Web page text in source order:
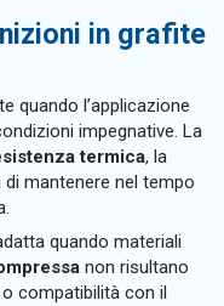
in grafite
quando l’applicazione
impegnative. La
termica, la
mantenere nel tempo
quando materiali
non risultano
compatibilità con il